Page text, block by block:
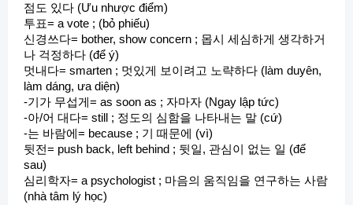
점도 있다 (Ưu nhược điểm)
투표= a vote ; (bỏ phiếu)
신경쓰다= bother, show concern ; 몹시 세심하게 생각하거
나 걱정하다 (để ý)
멋내다= smarten ; 멋있게 보이려고 노략하다 (làm duyên,
làm dáng, ưa diện)
-기가 무섭게= as soon as ; 자마자 (Ngay lập tức)
-아/어 대다= still ; 정도의 심함을 나타내는 말 (cứ)
-는 바람에= because ; 기 때문에 (vì)
뒷전= push back, left behind ; 뒷일, 관심이 없는 일 (để
sau)
심리학자= a psychologist ; 마음의 움직임을 연구하는 사람
(nhà tâm lý học)